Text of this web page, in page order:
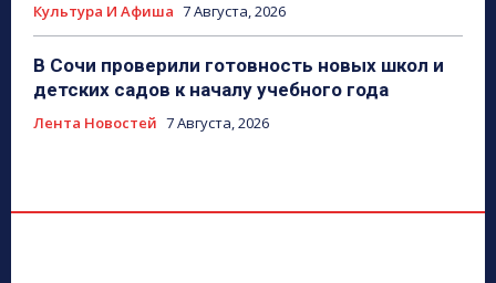
Культура И Афиша 7 Августа, 2026
В Сочи проверили готовность новых школ и
детских садов к началу учебного года
Лента Новостей 7 Августа, 2026